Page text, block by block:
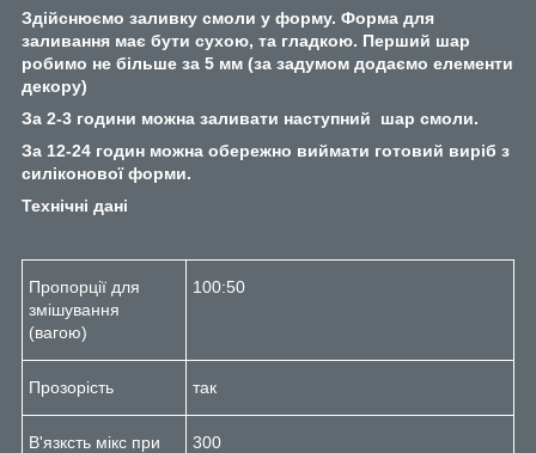
Здійснюємо заливку смоли у форму. Форма для
заливання має бути сухою, та гладкою. Перший шар
робимо не більше за 5 мм (за задумом додаємо елементи
декору)
За 2-3 години можна заливати наступний шар смоли.
За 12-24 годин можна обережно виймати готовий виріб з
силіконової форми.
Технічні дані
Пропорції для
змішування
(вагою)
100:50
Прозорість так
В'язксть мікс при
300